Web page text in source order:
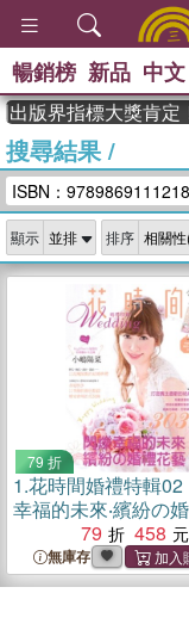
暢銷榜 新品 中文
版界指標大獎肯定
搜尋結果/
ISBN：9789869111218
顯示 排序
79 折
1.花時間婚禮特輯02
幸福的未來‧繽紛の
藝：婚宴會場布置＆
捧花
79 458
無庫存